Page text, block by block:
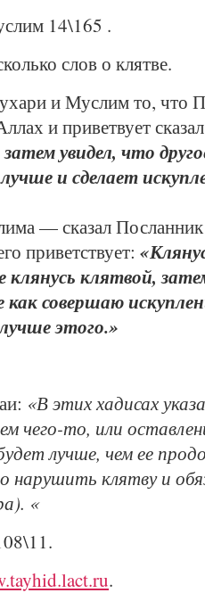
14\165 .
слов о клятве.
и Муслим то, что
и приветвует
увидел, что
и сделает
— сказал
приветствует:
клянусь клятвой,
как совершаю
этого.»
«В этих хадисах
чего-то, или
лучше, чем ее
нарушить клятву и
«
.